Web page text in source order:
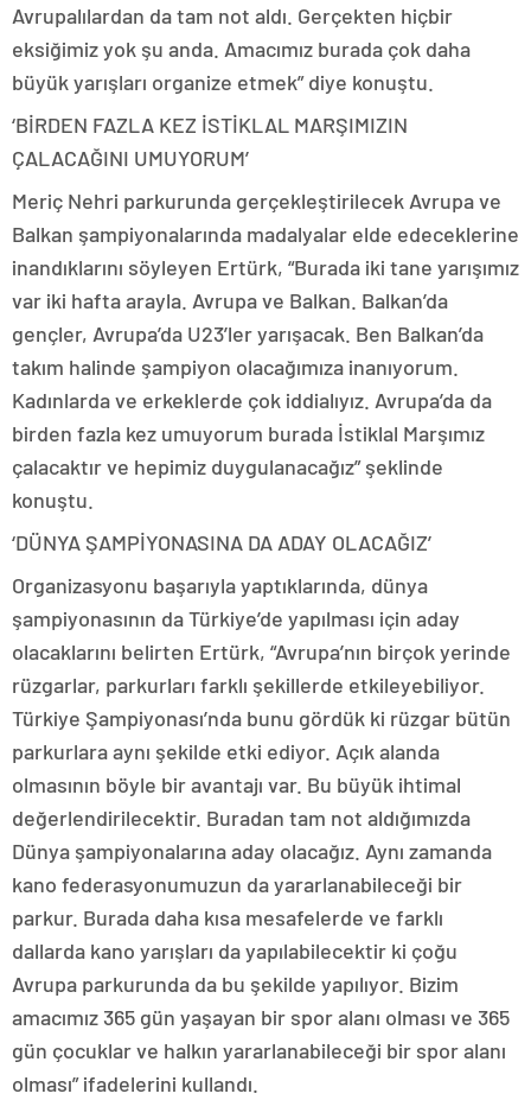
Avrupalılardan da tam not aldı. Gerçekten hiçbir
eksiğimiz yok şu anda. Amacımız burada çok daha
büyük yarışları organize etmek” diye konuştu.
‘BİRDEN FAZLA KEZ İSTİKLAL MARŞIMIZIN
ÇALACAĞINI UMUYORUM’
Meriç Nehri parkurunda gerçekleştirilecek Avrupa ve
Balkan şampiyonalarında madalyalar elde edeceklerine
inandıklarını söyleyen Ertürk, “Burada iki tane yarışımız
var iki hafta arayla. Avrupa ve Balkan. Balkan’da
gençler, Avrupa’da U23’ler yarışacak. Ben Balkan’da
takım halinde şampiyon olacağımıza inanıyorum.
Kadınlarda ve erkeklerde çok iddialıyız. Avrupa’da da
birden fazla kez umuyorum burada İstiklal Marşımız
çalacaktır ve hepimiz duygulanacağız” şeklinde
konuştu.
‘DÜNYA ŞAMPİYONASINA DA ADAY OLACAĞIZ’
Organizasyonu başarıyla yaptıklarında, dünya
şampiyonasının da Türkiye’de yapılması için aday
olacaklarını belirten Ertürk, “Avrupa’nın birçok yerinde
rüzgarlar, parkurları farklı şekillerde etkileyebiliyor.
Türkiye Şampiyonası’nda bunu gördük ki rüzgar bütün
parkurlara aynı şekilde etki ediyor. Açık alanda
olmasının böyle bir avantajı var. Bu büyük ihtimal
değerlendirilecektir. Buradan tam not aldığımızda
Dünya şampiyonalarına aday olacağız. Aynı zamanda
kano federasyonumuzun da yararlanabileceği bir
parkur. Burada daha kısa mesafelerde ve farklı
dallarda kano yarışları da yapılabilecektir ki çoğu
Avrupa parkurunda da bu şekilde yapılıyor. Bizim
amacımız 365 gün yaşayan bir spor alanı olması ve 365
gün çocuklar ve halkın yararlanabileceği bir spor alanı
olması” ifadelerini kullandı.